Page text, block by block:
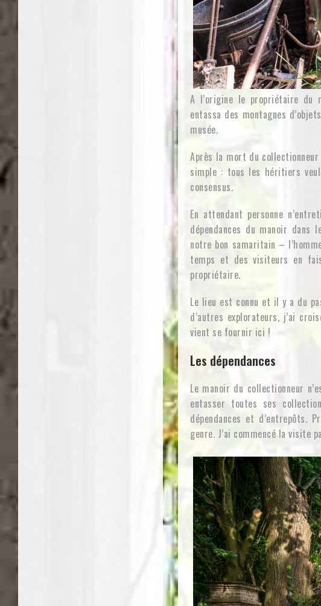
A l’origine le propriétaire du
entassa des montagnes
musée.
Après la mort du
simple : tous les héritiers
consensus.
En attendant personne
dépendances du manoir dans
notre bon samaritain –
temps et des visiteurs en
propriétaire.
Le lieu est connu et il y a du
d’autres explorateurs, j’ai
vient se fournir ici !
Les dépendances
Le manoir du collectionneur
entasser toutes ses
dépendances et d’entrepôts.
genre. J’ai commencé la visite